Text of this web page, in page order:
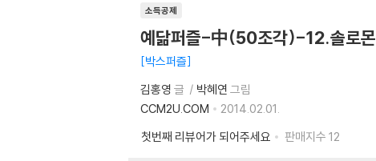
소득공제
예닮퍼즐-中(50조각)-12.솔로몬
박스퍼즐
김홍영 글 박혜연 그림
CCM2U.COM
2014.02.01.
첫번째 리뷰어가 되어주세요
판매지수 12